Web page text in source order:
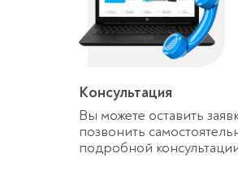
Консультация
Вы можете оставить
позвонить
подробной